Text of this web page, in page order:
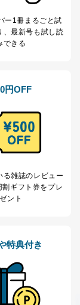
ラブル対
など応対品
シーポリシ
下記4.の
業）様又は
願い致し
らかじめ
ことはあり
難であると
推進のため
を得るこ
委託を受け
ー1冊まるごと試
、最新号も試し読
できる
円OFF
る雑誌のレビュー
割ギフト券をプレ
ゼント
特典付き